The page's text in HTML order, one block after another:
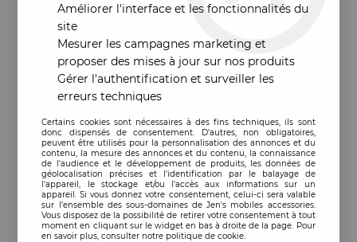
Améliorer l'interface et les fonctionnalités du
site
Mesurer les campagnes marketing et
proposer des mises à jour sur nos produits
Gérer l'authentification et surveiller les
erreurs techniques
Certains cookies sont nécessaires à des fins techniques, ils sont
donc dispensés de consentement. D'autres, non obligatoires,
peuvent être utilisés pour la personnalisation des annonces et du
contenu, la mesure des annonces et du contenu, la connaissance
de l'audience et le développement de produits, les données de
géolocalisation précises et l'identification par le balayage de
l'appareil, le stockage et/ou l'accès aux informations sur un
appareil. Si vous donnez votre consentement, celui-ci sera valable
sur l’ensemble des sous-domaines de Jen's mobiles accessories.
Vous disposez de la possibilité de retirer votre consentement à tout
moment en cliquant sur le widget en bas à droite de la page. Pour
en savoir plus, consulter notre politique de cookie.